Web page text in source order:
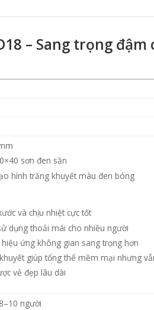
– Sang trọng
sơn đen sần
hình trăng khuyết màu đen bóng
và chịu nhiệt cực tốt
dụng thoải mái cho nhiều người
ứng không gian sang trọng hơn
giúp tổng thể mềm mại nhưng
vẻ đẹp lâu dài
người